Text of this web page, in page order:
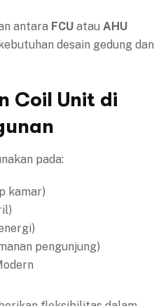
antara FCU atau AHU
desain gedung dan
Coil Unit di
pada:
kamar)
pengunjung)